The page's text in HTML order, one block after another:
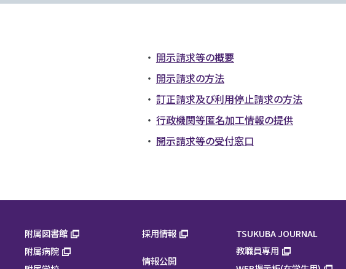
開示請求等の概要
開示請求の方法
訂正請求及び利用停止請求の方法
行政機関等匿名加工情報の提供
開示請求等の受付窓口
附属図書館
附属病院
採用情報
情報公開
TSUKUBA JOURNAL
教職員専用